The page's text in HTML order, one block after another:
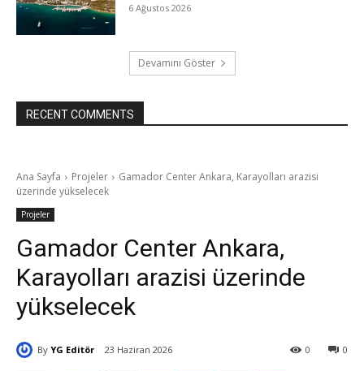
6 Ağustos 2026
Devamını Göster
RECENT COMMENTS